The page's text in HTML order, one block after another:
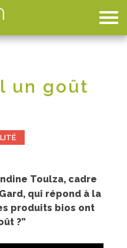
un goût
Toulza, cadre
qui répond à la
produits bios ont
?”